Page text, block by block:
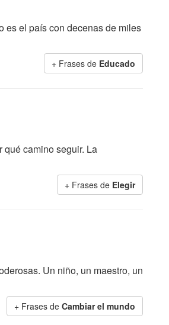
es el país con decenas de miles
+ Frases de Educado
camino seguir. La
+ Frases de Elegir
Un niño, un maestro, un
+ Frases de Cambiar el mundo